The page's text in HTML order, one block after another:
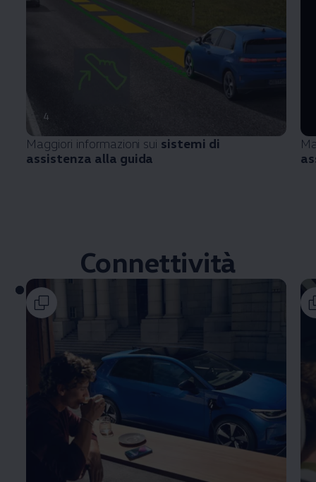
4
Maggiori informazioni sui sistemi di
assistenza alla guida
Connettività